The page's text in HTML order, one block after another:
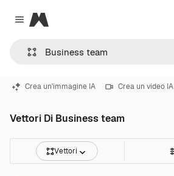
Close menu
Magnific
Crea un'immagine IA Crea un video IA
Vettori Di Business team
Vettori